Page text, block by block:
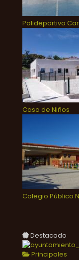
Polideportivo
Casa de Niños
Colegio Público
Destacado
Principales